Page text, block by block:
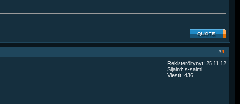
#4
Rekisteröitynyt: 25.11.12
Sijainti: s-salmi
Viestit: 436